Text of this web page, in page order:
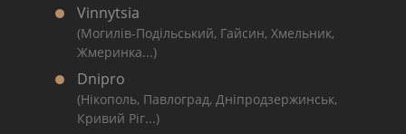
Vinnytsia
(Могилів-Подільський, Гайсин, Хмельник,
Жмеринка...)
Dnipro
(Нікополь, Павлоград, Дніпродзержинськ,
Кривий Ріг...)